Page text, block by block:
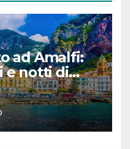
ad Amalfi:
e notti di
Amalfitana